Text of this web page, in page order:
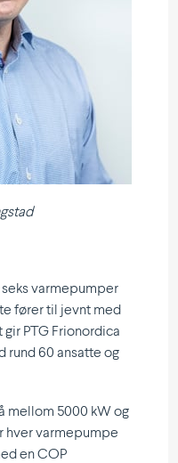
seks varmepumper
fører til jevnt med
PTG Frionordica
rund 60 ansatte og
mellom 5000 kW og
hver varmepumpe
en COP